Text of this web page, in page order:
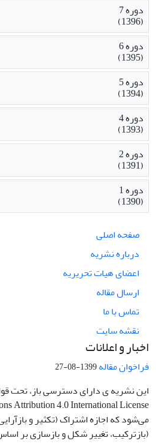
دوره 7
(1396)
دوره 6
(1395)
دوره 5
(1394)
دوره 4
(1393)
دوره 2
(1391)
دوره 1
(1390)
صفحه اصلی
درباره نشریه
اعضای هیات تحریریه
ارسال مقاله
تماس با ما
نقشه سایت
اخبار و اعلانات
فراخوان مقاله1399-08-27
این نشریه ی دارای دسترسی باز، تحت
می‌شود که اجازه اشتراک (تکثیر و
(بازترکیب، تغییر شکل و بازسازی بر